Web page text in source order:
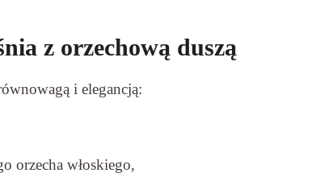
z orzechową duszą
i elegancją:
orzecha włoskiego,